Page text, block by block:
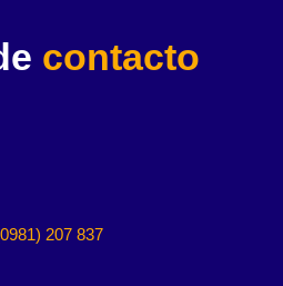
contacto
207 837